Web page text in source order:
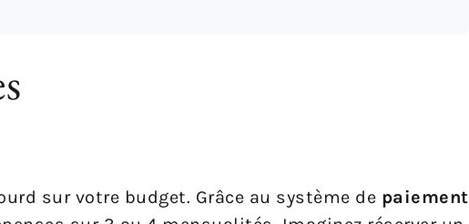
sur votre budget. Grâce au système de paiement